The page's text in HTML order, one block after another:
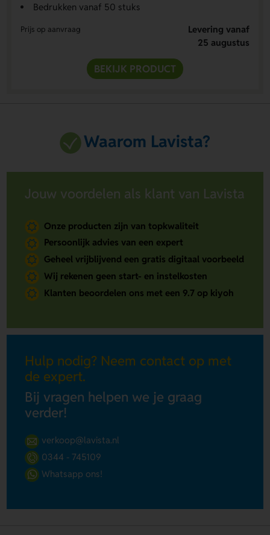
Bedrukken vanaf 50 stuks
Prijs op aanvraag
Levering vanaf
25 augustus
BEKIJK PRODUCT
Waarom Lavista?
Jouw voordelen als klant van Lavista
Onze producten zijn van topkwaliteit
Persoonlijk advies van een expert
Geheel vrijblijvend een gratis digitaal voorbeeld
Wij rekenen geen start- en instelkosten
Klanten beoordelen ons met een 9.7 op kiyoh
Hulp nodig? Neem contact op met
de expert.
Bij vragen helpen we je graag
verder!
verkoop@lavista.nl
0344 - 745109
Whatsapp ons!